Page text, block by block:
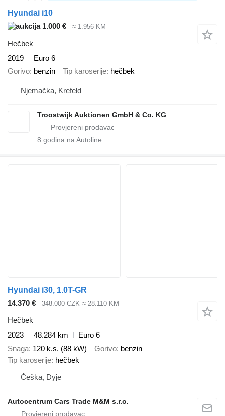
Hyundai i10
1.000 €
≈ 1.956 KM
Hečbek
2019
Euro 6
Gorivo benzin Tip karoserije hečbek
Njemačka, Krefeld
Troostwijk Auktionen GmbH & Co. KG
8 godina na Autoline
Hyundai i30, 1.0T-GR
14.370 €
348.000 CZK ≈ 28.110 KM
Hečbek
2023
48.284 km
Euro 6
Snaga 120 k.s. (88 kW) Gorivo benzin
Tip karoserije hečbek
Češka, Dyje
Autocentrum Cars Trade M&M s.r.o.